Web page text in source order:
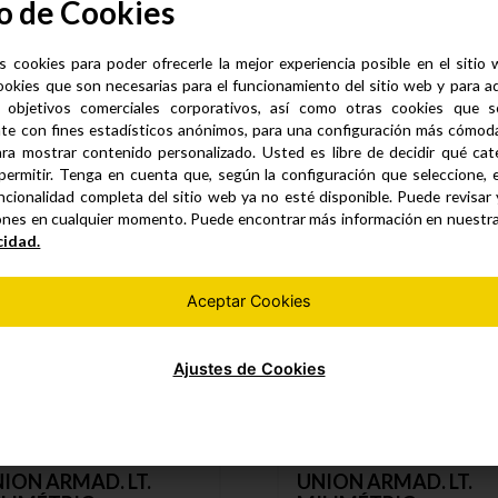
Productos similares
ARMAD. LT.
UNION ARMAD. LT.
de Cookies
cookies para poder ofrecerle la mejor experiencia posible en el sitio
que son necesarias para el funcionamiento del sitio web y para
objetivos comerciales corporativos, así como otras cookies que
con fines estadísticos anónimos, para una configuración más
mostrar contenido personalizado. Usted es libre de decidir qué
Tenga en cuenta que, según la configuración que seleccione,
completa del sitio web ya no esté disponible. Puede revisar
en cualquier momento. Puede encontrar más información en nuestra
Aceptar Cookies
Ajustes de Cookies